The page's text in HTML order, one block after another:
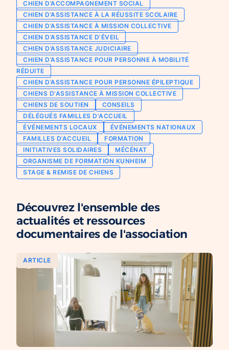
Chien d’assistance pour personne
épileptique
CHIENS À MISSION COLLECTIVE
Chien d’assistance d’accompagnement
social
Chien d’assistance à la réussite scolaire
Chien d’assistance judiciaire
Je deviens mécène ou partenaire
Ils nous soutiennent
Je m’engage / j’engage mes collaborateurs
Je lance une collecte
J’engage mes clients
CHIEN D’ACCOMPAGNEMENT SOCIAL
CHIEN D’ASSISTANCE À LA RÉUSSITE SCOLAIRE
CHIEN D’ASSISTANCE À MISSION COLLECTIVE
CHIEN D’ASSISTANCE D’ÉVEIL
CHIEN D’ASSISTANCE JUDICIAIRE
CHIEN D’ASSISTANCE POUR PERSONNE À MOBILITÉ
RÉDUITE
CHIEN D’ASSISTANCE POUR PERSONNE ÉPILEPTIQUE
CHIENS D'ASSISTANCE À MISSION COLLECTIVE
CHIENS DE SOUTIEN
CONSEILS
DÉLÉGUÉS FAMILLES D'ACCUEIL
ÉVÉNEMENTS LOCAUX
ÉVÉNEMENTS NATIONAUX
FAMILLES D’ACCUEIL
FORMATION
INITIATIVES SOLIDAIRES
MÉCÉNAT
ORGANISME DE FORMATION KUNHEIM
STAGE & REMISE DE CHIENS
Découvrez l'ensemble des
actualités et ressources
documentaires de l'association
ARTICLE